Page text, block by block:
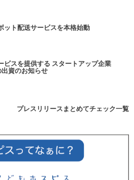
ット配送サービスを本格始動
ビスを提供する スタートアップ企業
資のお知らせ
プレスリリースまとめてチェック一覧